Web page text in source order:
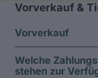
Vorverkauf &
Vorverkauf
Welche
stehen zur